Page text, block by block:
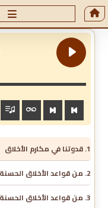
1. قدوتنا في مكارم الأخلاق
2. من قواعد الأخلاق الحسنة: الصدق
3. من قواعد الأخلاق الحسنة: العفة